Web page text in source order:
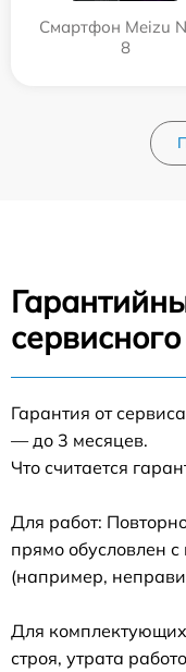
Смартфон Meizu
8
Гарантия от
— до 3 месяцев.
Что считается
Для работ:
прямо обусловлен
(например,
Для
строя, утрата